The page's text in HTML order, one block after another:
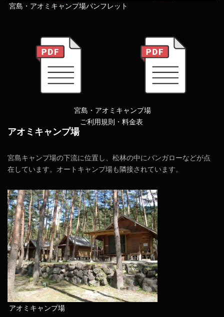
宮島・アオミキャンプ場パンフレット
宮島・アオミキャンプ場
ご利用規則・料金表
アオミキャンプ場
宮島キャンプ場の下流に位置し、松林の中にバンガローなどが点
在しています。オートキャンプ場も隣接されています。
アオミキャンプ場